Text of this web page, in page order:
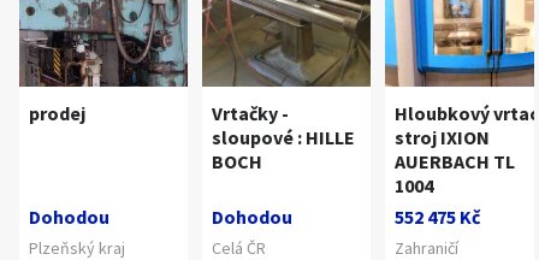
prodej
Dohodou
Plzeňský kraj
Vrtačky -
sloupové : HILLE
BOCH
Dohodou
Celá ČR
Hloubkový
stroj IXION
AUERBACH TL
1004
552 475 Kč
Zahraničí